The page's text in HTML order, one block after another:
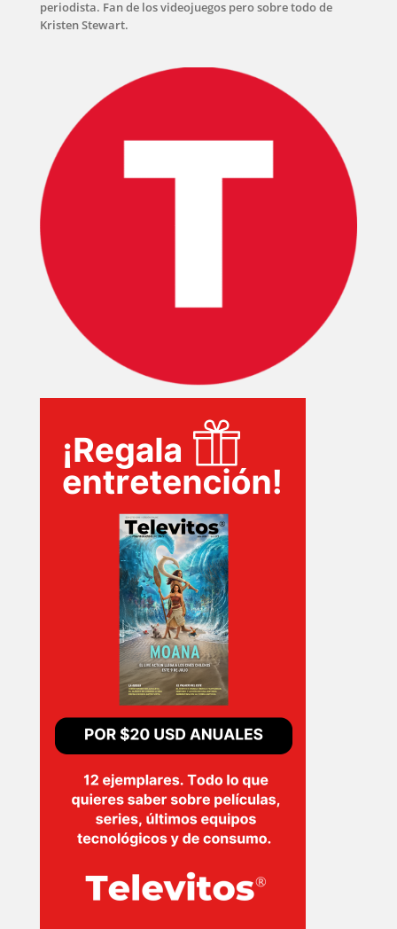
periodista. Fan de los videojuegos pero sobre todo de
Kristen Stewart.